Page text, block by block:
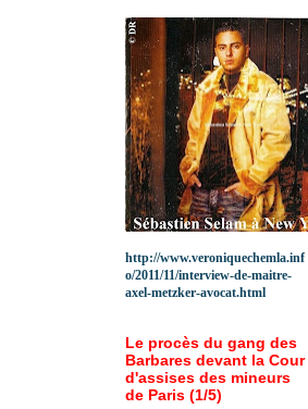
http://www.veroniquechemla.inf
o/2011/11/interview-de-maitre-
axel-metzker-avocat.html
Le procès du gang des
Barbares devant la Cour
d'assises des mineurs
de Paris (1/5)